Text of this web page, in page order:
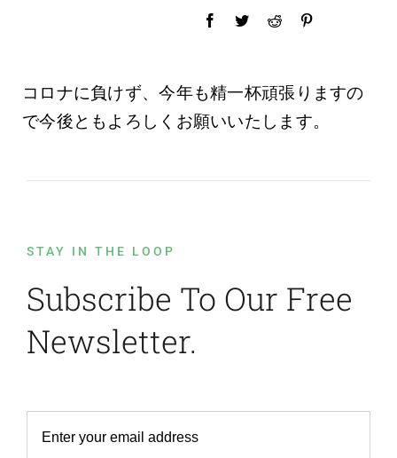
コロナに負けず、今年も精一杯頑張りますの
で今後ともよろしくお願いいたします。
STAY IN THE LOOP
Subscribe To Our Free
Newsletter.